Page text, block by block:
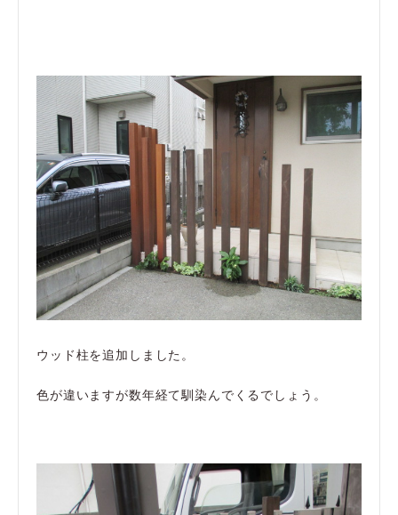
ウッド柱を追加しました。
色が違いますが数年経て馴染んでくるでしょう。